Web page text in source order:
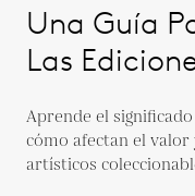
Una Guía
Las
Aprende el significado
cómo afectan el
artísticos